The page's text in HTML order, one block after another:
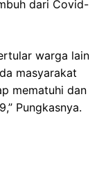
dari Covid-
warga lain
masyarakat
mematuhi dan
Pungkasnya.